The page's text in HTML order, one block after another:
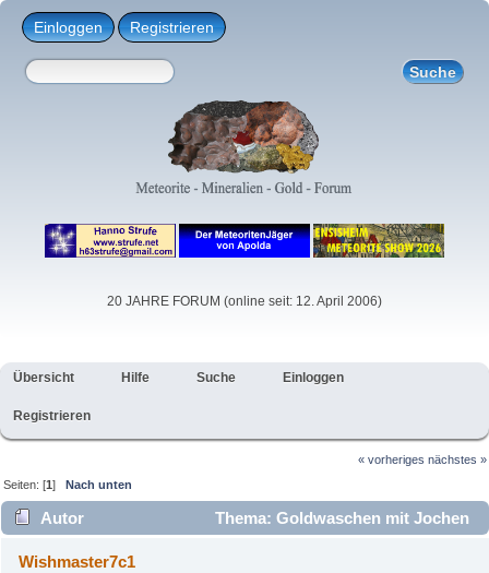
Einloggen Registrieren
20 JAHRE FORUM (online seit: 12. April 2006)
Übersicht Hilfe Suche Einloggen
Registrieren
« vorheriges nächstes »
Seiten: [1]Nach unten
Autor
Thema: Goldwaschen mit Jochen
Schweizer oder Verarschung von vorne bis hinten...
Wishmaster7c1